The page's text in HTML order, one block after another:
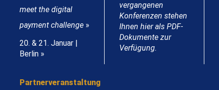
meet the digital
payment challenge »
20. & 21. Januar |
Berlin »
vergangenen
Konferenzen stehen
Ihnen hier als PDF-
Dokumente zur
Verfügung.
Partnerveranstaltung